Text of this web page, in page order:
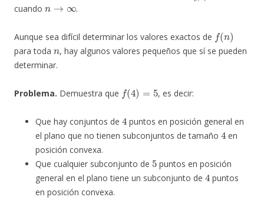
cuando .
Aunque sea difícil determinar los valores exactos de
(n
para toda
n
, hay algunos valores pequeños que sí se pueden
determinar.
Problema. Demuestra que
(4 )=
, es decir:
Que hay conjuntos de
puntos en posición general en
el plano que no tienen subconjuntos de tamaño
4
en
posición convexa.
Que cualquier subconjunto de
5
puntos en posición
general en el plano tiene un subconjunto de
4
puntos
en posición convexa.